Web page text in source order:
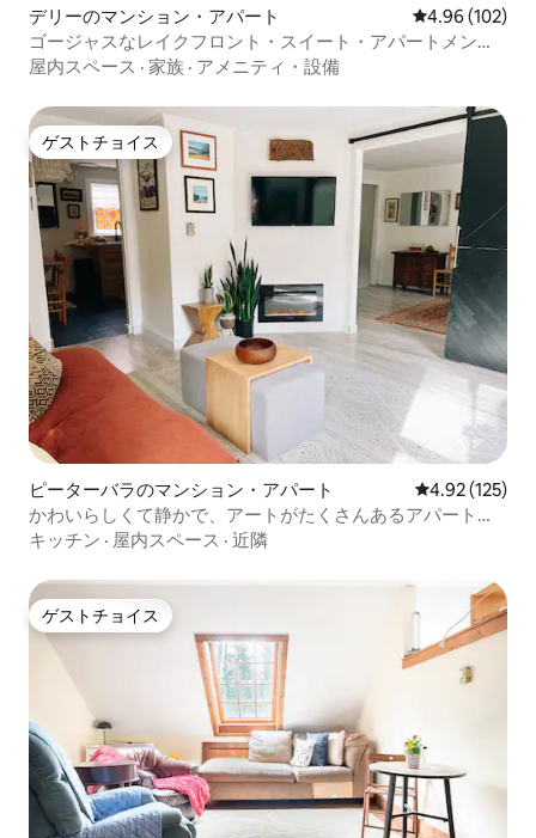
デリーのマンション・アパート レビュー102
4.96 (102)
ゴージャスなレイクフロント・スイート・アパートメント
（3号室）
屋内スペース · 家族 · アメニティ・設備
ゲストチョイス
ゲストチョイス
ピーターバラのマンション・アパート レビュー125
4.92 (125)
かわいらしくて静かで、アートがたくさんあるアパートで
す。
キッチン · 屋内スペース · 近隣
ゲストチョイス
ゲストチョイス